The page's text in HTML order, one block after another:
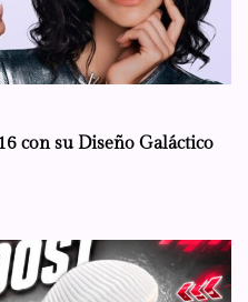
con su Diseño Galáctico